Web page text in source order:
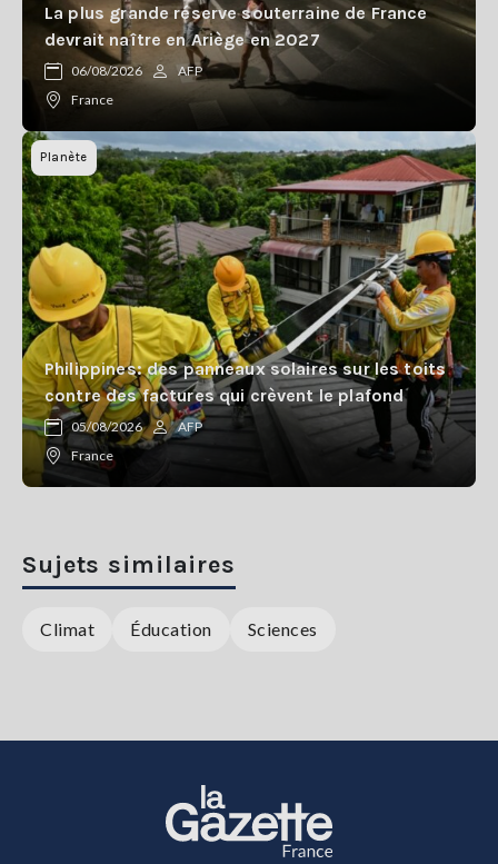
La plus grande réserve souterraine de France
devrait naître en Ariège en 2027
06/08/2026
AFP
France
Planète
Philippines: des panneaux solaires sur les toits
contre des factures qui crèvent le plafond
05/08/2026
AFP
France
Sujets similaires
Climat Éducation Sciences